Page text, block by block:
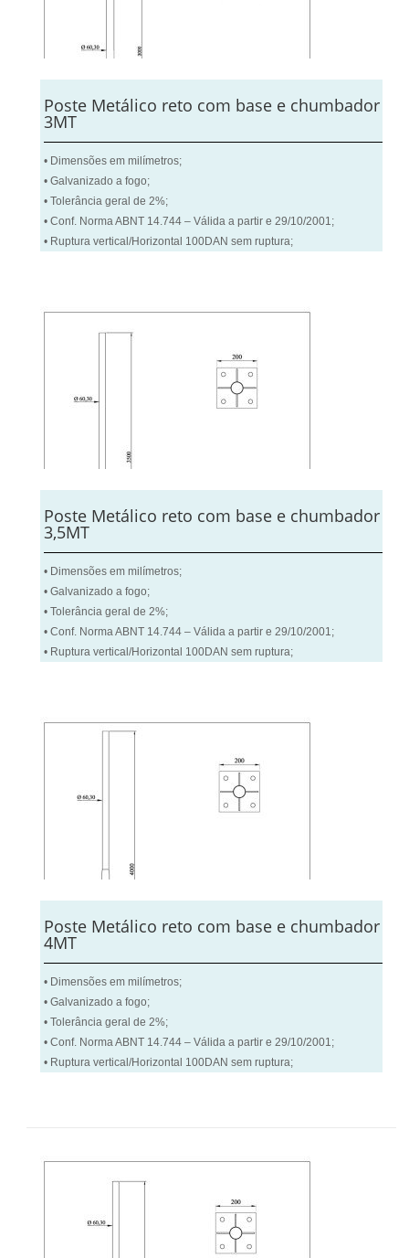
Poste Metálico reto com base e chumbador
3MT
• Dimensões em milímetros;
• Galvanizado a fogo;
• Tolerância geral de 2%;
• Conf. Norma ABNT 14.744 – Válida a partir e 29/10/2001;
• Ruptura vertical/Horizontal 100DAN sem ruptura;
Poste Metálico reto com base e chumbador
3,5MT
• Dimensões em milímetros;
• Galvanizado a fogo;
• Tolerância geral de 2%;
• Conf. Norma ABNT 14.744 – Válida a partir e 29/10/2001;
• Ruptura vertical/Horizontal 100DAN sem ruptura;
Poste Metálico reto com base e chumbador
4MT
• Dimensões em milímetros;
• Galvanizado a fogo;
• Tolerância geral de 2%;
• Conf. Norma ABNT 14.744 – Válida a partir e 29/10/2001;
• Ruptura vertical/Horizontal 100DAN sem ruptura;